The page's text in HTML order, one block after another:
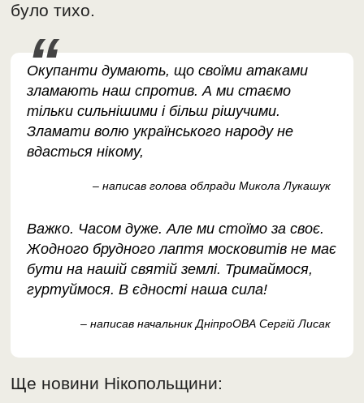
було тихо.
Окупанти думають, що своїми атаками
зламають наш спротив. А ми стаємо
тільки сильнішими і більш рішучими.
Зламати волю українського народу не
вдасться нікому,
– написав голова облради Микола Лукашук
Важко. Часом дуже. Але ми стоїмо за своє.
Жодного брудного лаптя московитів не має
бути на нашій святій землі. Тримаймося,
гуртуймося. В єдності наша сила!
– написав начальник ДніпроОВА Сергій Лисак
Ще новини Нікопольщини: